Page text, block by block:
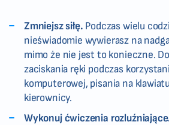
Zmniejsz siłę. Podczas wielu
nieświadomie wywierasz na
mimo że nie jest to konieczne.
zaciskania ręki podczas
komputerowej, pisania na
kierownicy.
Wykonuj ćwiczenia